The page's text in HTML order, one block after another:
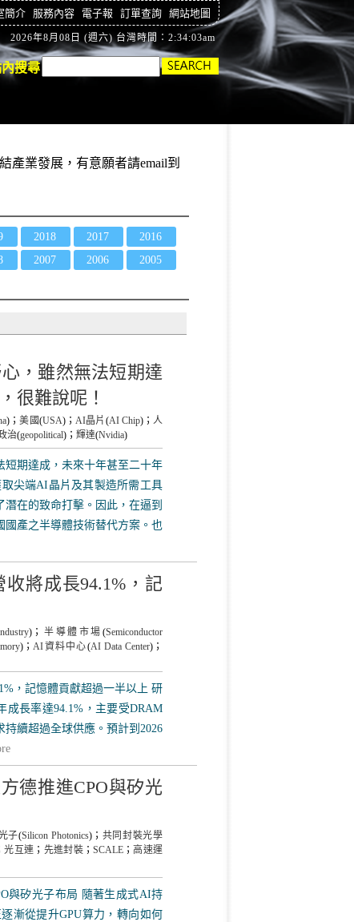
簡介 服務內容 電子報 訂單查詢 網站地圖
2026年8月08日 (週六) 台灣時間：2:34:05am
搜尋
產業發展，有意願者請email到
2018 2017
2016
2007 2006
2005
，雖然無法短期達
很難說呢！
)；美國(USA)； AI晶片 (AI Chip)； 人
治(geopolitical)； 輝達(Nvidia)
短期達成，未來十年甚至二十年
尖端AI晶片及其製造所需工具
在的致命打擊。因此，在逼到
國產之半導體技術替代方案。也
將成長94.1%，記
)； 半導體市場(Semiconductor
)；AI資料中心(AI Data Center)；
，記憶體貢獻超過一半以上 研
成長率達94.1%，主要受DRAM
續超過全球供應。預計到2026
德推進CPO與矽光
子(Silicon Photonics)； 共同封裝光學
光互連 ； 先進封裝 ；SCALE ； 高速運
與矽光子布局 隨著生成式AI持
漸從提升GPU算力，轉向如何